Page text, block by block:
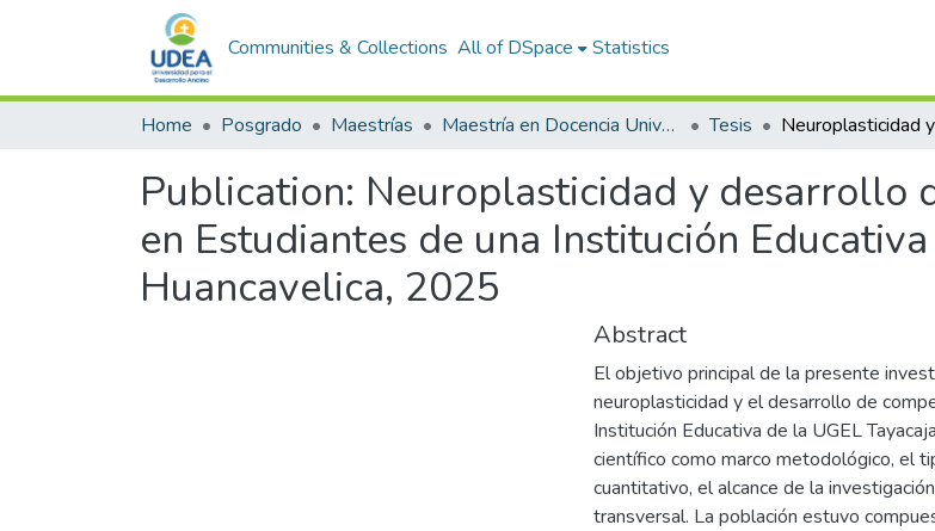
Communities & Collections All of DSpace Statistics
Home Posgrado Maestrías Maestría en Docencia Universitaria y Gestión Educativa Tesis
Publication: Neuroplasticidad y desarrollo
en Estudiantes de una Institución
Huancavelica, 2025
Abstract
El objetivo principal de la presente
neuroplasticidad y el desarrollo de
Institución Educativa de la UGEL
científico como marco metodológico, el
cuantitativo, el alcance de la
transversal. La población estuvo